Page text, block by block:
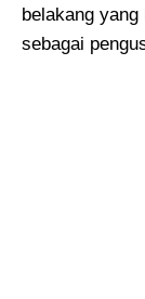
belakang
sebagai